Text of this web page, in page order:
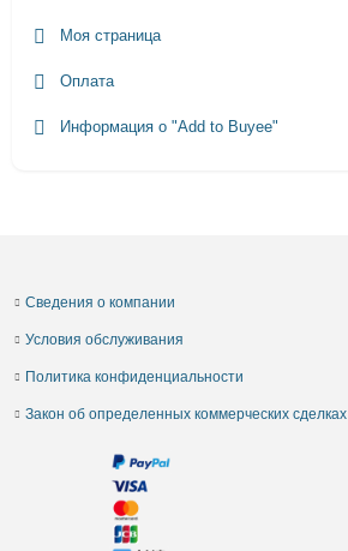
Моя страница
Оплата
Информация о "Add to Buyee"
Сведения о компании
Условия обслуживания
Политика конфиденциальности
Закон об определенных коммерческих сделках